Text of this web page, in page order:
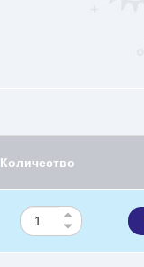
Количество